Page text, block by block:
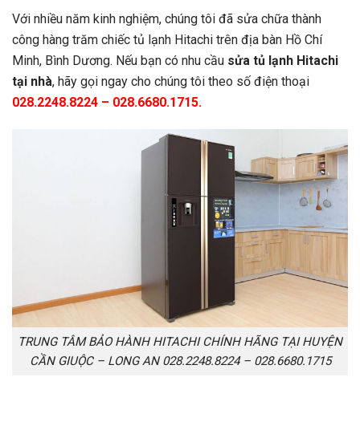
Với nhiều năm kinh nghiệm, chúng tôi đã sửa chữa thành
công hàng trăm chiếc tủ lạnh Hitachi trên địa bàn Hồ Chí
Minh, Bình Dương. Nếu bạn có nhu cầu sửa tủ lạnh Hitachi
tại nhà, hãy gọi ngay cho chúng tôi theo số điện thoại
028.2248.8224 – 028.6680.1715.
TRUNG TÂM BẢO HÀNH HITACHI CHÍNH HÃNG TẠI HUYỆN
CẦN GIUỘC – LONG AN 028.2248.8224 – 028.6680.1715